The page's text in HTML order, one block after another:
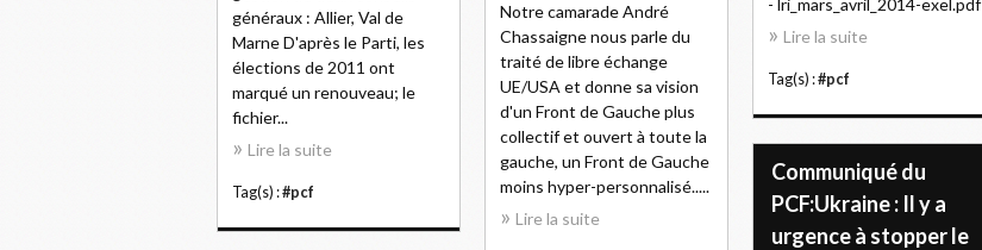
Notre camarade André
Chassaigne nous parle du
traité de libre échange
UE/USA et donne sa vision
d'un Front de Gauche plus
collectif et ouvert à toute la
gauche, un Front de Gauche
moins hyper-personnalisé.....
Lire la suite
généraux : Allier, Val de
Marne D'après le Parti, les
élections de 2011 ont
marqué un renouveau; le
fichier...
Lire la suite
Tag(s) :#pcf
- lri_mars_avril_2014-exel.pdf
Lire la suite
Tag(s) :#pcf
Communiqué du
PCF:Ukraine : Il y a
urgence à stopper le